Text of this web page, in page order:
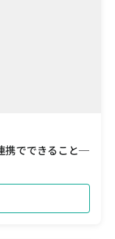
携でできること─